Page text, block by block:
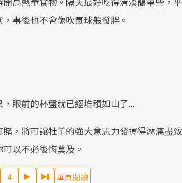
事後也不會像吹氣球般發胖。
眼前的杯盤就已經堆積如山了...
，將可讓牡羊的強大意志力發揮得淋漓盡致
以不必後悔莫及。
4 單頁閱讀